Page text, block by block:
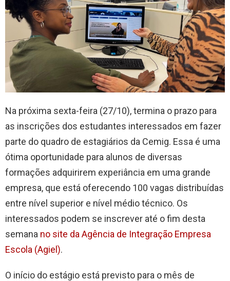
Na próxima sexta-feira (27/10), termina o prazo para
as inscrições dos estudantes interessados em fazer
parte do quadro de estagiários da Cemig. Essa é uma
ótima oportunidade para alunos de diversas
formações adquirirem experiância em uma grande
empresa, que está oferecendo 100 vagas distribuídas
entre nível superior e nível médio técnico. Os
interessados podem se inscrever até o fim desta
semana no site da Agência de Integração Empresa
Escola (Agiel).
O início do estágio está previsto para o mês de